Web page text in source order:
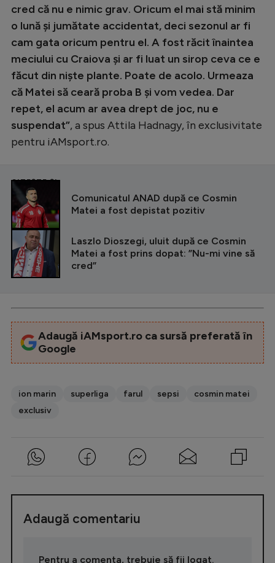
cred că nu e nimic grav. Oricum el mai stă minim
o lună și jumătate accidentat, deci sezonul ar fi
cam gata oricum pentru el. A fost răcit înaintea
meciului cu Craiova și ar fi luat un sirop ceva ce e
făcut din niște plante. Poate de acolo. Urmeaza
că Matei să ceară proba B și vom vedea. Dar
repet, el acum ar avea drept de joc, nu e
suspendat”, a spus Attila Hadnagy, în exclusivitate
pentru iAMsport.ro.
CITEȘTE ȘI
Comunicatul ANAD după ce Cosmin
Matei a fost depistat pozitiv
Laszlo Dioszegi, uluit după ce Cosmin
Matei a fost prins dopat: ”Nu-mi vine să
cred”
Adaugă iAMsport.ro ca sursă preferată în
Google
ion marin superliga farul sepsi
cosmin matei
exclusiv
Adaugă comentariu
Pentru a comenta, trebuie să fii logat.